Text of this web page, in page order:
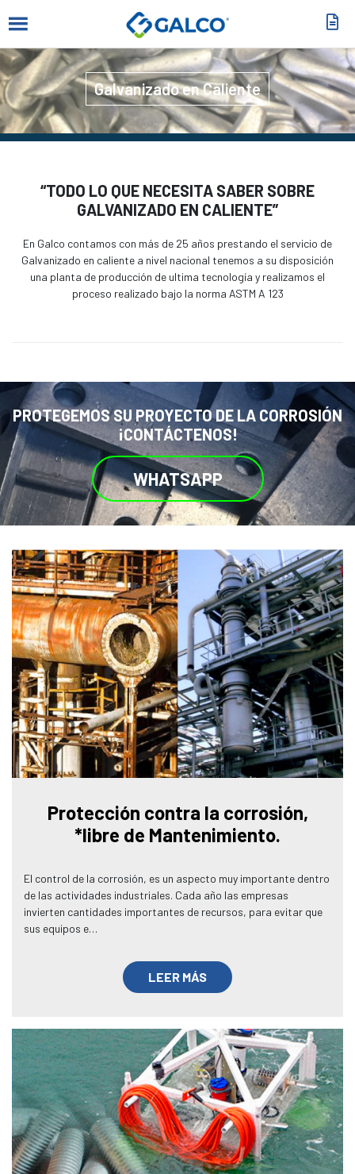
Galvanizado en Caliente
“TODO LO QUE NECESITA SABER SOBRE
GALVANIZADO EN CALIENTE”
En Galco contamos con más de 25 años prestando el servicio de
Galvanizado en caliente a nivel nacional tenemos a su disposición
una planta de producción de ultima tecnología y realizamos el
proceso realizado bajo la norma ASTM A 123
PROTEGEMOS SU PROYECTO DE LA CORROSIÓN
¡CONTÁCTENOS!
WHATSAPP
Protección contra la corrosión,
*libre de Mantenimiento.
El control de la corrosión, es un aspecto muy importante dentro
de las actividades industriales. Cada año las empresas
invierten cantidades importantes de recursos, para evitar que
sus equipos e…
LEER MÁS